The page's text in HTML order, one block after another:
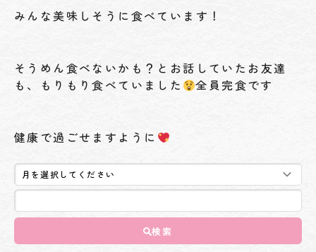
みんな美味しそうに食べています！
そうめん食べないかも？とお話していたお友達
も、もりもり食べていました
全員完食です
健康で過ごせますように
検索